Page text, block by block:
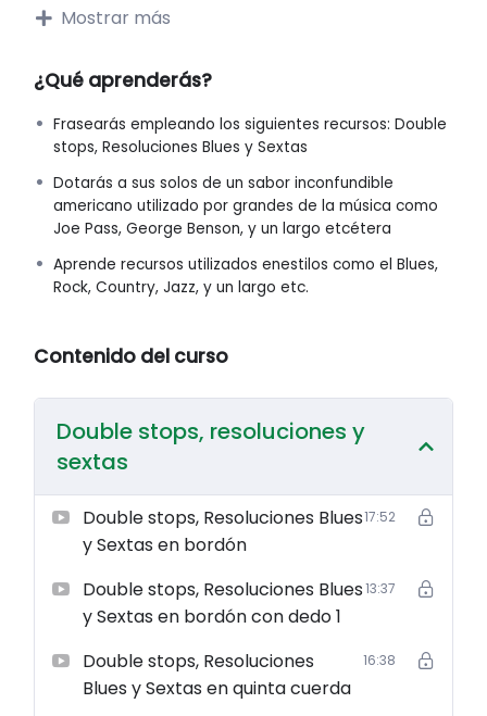
riqueza y expresividad a tus melodías.
giros armónicos que te transportarán directamente a
en el arte de las Sextas, un recurso melódico que le
dará a tus solos un toque melódico, sofisticado y único.
A lo largo del curso, te proporcionaremos ejercicios
prácticos, ejemplos musicales y consejos clave para
¿Estás listo para darle a tus solos ese sabor
genuinamente americano?
¡Inscríbete hoy mismo y comienza tu viaje musical!
Mostrar más
¿Qué aprenderás?
Frasearás empleando los siguientes recursos: Double
stops, Resoluciones Blues y Sextas
Dotarás a sus solos de un sabor inconfundible
americano utilizado por grandes de la música como
Joe Pass, George Benson, y un largo etcétera
Aprende recursos utilizados enestilos como el Blues,
Rock, Country, Jazz, y un largo etc.
Contenido del curso
Double stops, resoluciones y
sextas
Double stops, Resoluciones Blues
y Sextas en bordón
17:52
Double stops, Resoluciones Blues
y Sextas en bordón con dedo 1
13:37
Double stops, Resoluciones
Blues y Sextas en quinta cuerda
16:38